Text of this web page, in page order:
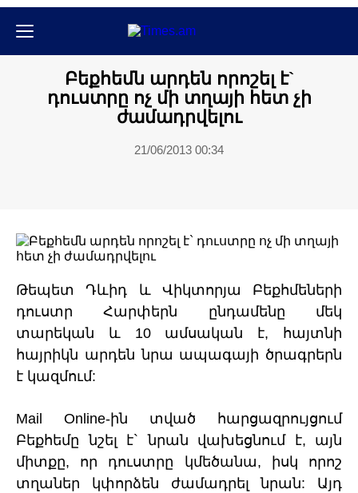
Բեքհեմն արդեն որոշել է`
դուստրը ոչ մի տղայի հետ չի
ժամադրվելու
21/06/2013 00:34
Թեպետ Դևիդ և Վիկտորյա Բեքհմեների
դուստր Հարփերն ընդամենը մեկ
տարեկան և 10 ամսական է, հայտնի
հայրիկն արդեն նրա ապագայի ծրագրերն
է կազմում:
Mail Online-ին տված հարցազրույցում
Բեքհեմը նշել է` նրան վախեցնում է, այն
միտքը, որ դուստրը կմեծանա, իսկ որոշ
տղաներ կփորձեն ժամադրել նրան: Այդ